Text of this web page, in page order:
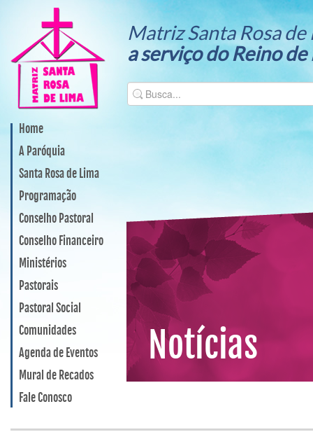
Home
A Paróquia
Santa Rosa de Lima
Programação
Conselho Pastoral
Conselho Financeiro
Ministérios
Pastorais
Pastoral Social
Comunidades
Agenda de Eventos
Mural de Recados
Fale Conosco
Matriz Santa Rosa de
a serviço do Reino
Notícias